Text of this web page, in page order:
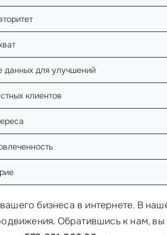
данных для улучшений
клиентов
бизнеса в интернете. В
Обратившись к нам, вы